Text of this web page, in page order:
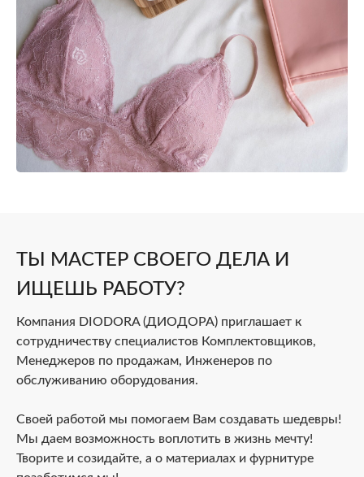
ТЫ МАСТЕР СВОЕГО ДЕЛА И
ИЩЕШЬ РАБОТУ?
Компания DIODORA (ДИОДОРА) приглашает к
сотрудничеству специалистов Комплектовщиков,
Менеджеров по продажам, Инженеров по
обслуживанию оборудования.
Своей работой мы помогаем Вам создавать шедевры!
Мы даем возможность воплотить в жизнь мечту!
Творите и созидайте, а о материалах и фурнитуре